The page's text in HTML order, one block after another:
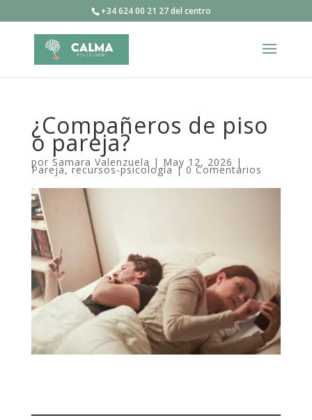
+34 624 00 21 27 del centro
¿Compañeros de piso
o pareja?
por Samara Valenzuela | May 12, 2026 |
Pareja,recursos-psicología| 0 Comentarios